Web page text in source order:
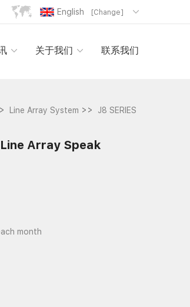
English [Change]
关于我们 联系我们
Line Array System >> J8 SERIES
Array Speak
month